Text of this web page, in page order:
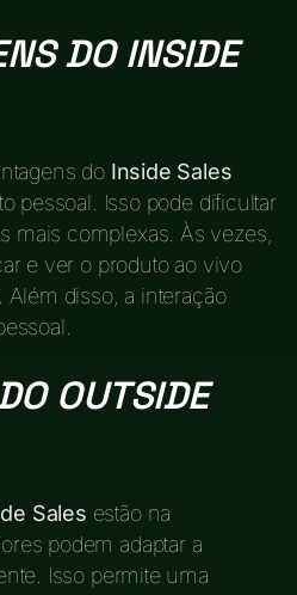
DO INSIDE
do Inside Sales
pessoal. Isso pode dificultar
mais complexas. Às vezes,
e ver o produto ao vivo
Além disso, a interação
OUTSIDE
Sales estão na
podem adaptar a
Isso permite uma